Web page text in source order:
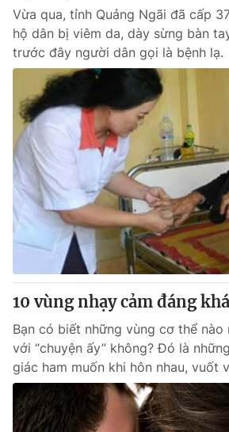
Vừa qua, tỉnh Quảng Ngãi đã cấp
hộ dân bị viêm da, dày sừng bàn
trước đây người dân gọi là bệnh lạ.
10 vùng nhạy cảm đáng
Bạn có biết những vùng cơ thể nào
với “chuyện ấy” không? Đó là
giác ham muốn khi hôn nhau, vuốt